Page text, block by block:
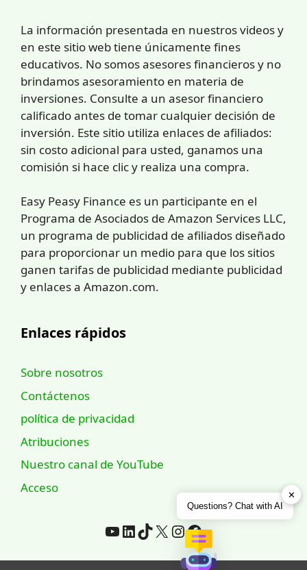
La información presentada en nuestros videos y
en este sitio web tiene únicamente fines
educativos. No somos asesores financieros y no
brindamos asesoramiento en materia de
inversiones. Consulte a un asesor financiero
calificado antes de tomar cualquier decisión de
inversión. Este sitio utiliza enlaces de afiliados:
sin costo adicional para usted, ganamos una
comisión si hace clic y realiza una compra.
Easy Peasy Finance es un participante en el
Programa de Asociados de Amazon Services LLC,
un programa de publicidad de afiliados diseñado
para proporcionar un medio para que los sitios
ganen tarifas de publicidad mediante publicidad
y enlaces a Amazon.com.
Enlaces rápidos
Sobre nosotros
Contáctenos
política de privacidad
Atribuciones
Nuestro canal de YouTube
Acceso
YouTube
LinkedIn
TikTok
incógnita
Instagram
Facebook
✕
Questions? Chat with AI